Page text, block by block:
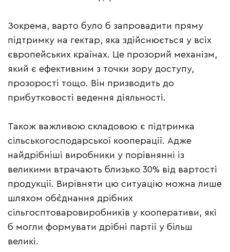
Зокрема, варто було б запровадити пряму
підтримку на гектар, яка здійснюється у всіх
європейських країнах. Це прозорий механізм,
який є ефективним з точки зору доступу,
прозорості тощо. Він призводить до
прибутковості ведення діяльності.
Також важливою складовою є підтримка
сільськогосподарської кооперації. Адже
найдрібніші виробники у порівнянні із
великими втрачають близько 30% від вартості
продукції. Вирівняти цю ситуацію можна лише
шляхом об`єднання дрібних
сільгосптоваровиробників у кооперативи, які
б могли формувати дрібні партії у більш
великі.